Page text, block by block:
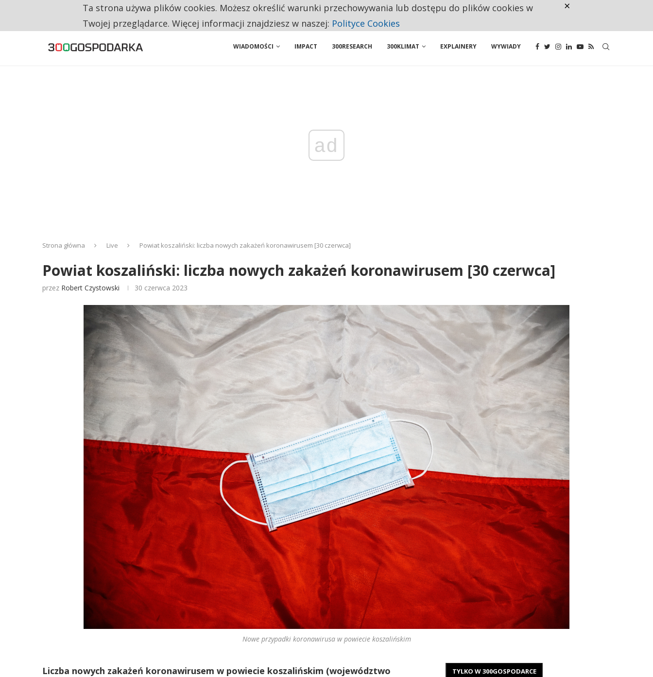
CO TRZECIĄ ZŁOTÓWKĘ Z EMERYTURY SENIORZY PRZEZNACZAJĄ NA PODSTAWOWE ZAKUPY
WIADOMOŚCI IMPACT 300RESEARCH 300KLIMAT EXPLAINERY WYWIADY
ad
Strona główna Live Powiat koszaliński: liczba nowych zakażeń koronawirusem [30 czerwca]
Powiat koszaliński: liczba nowych zakażeń koronawirusem [30 czerwca]
przez Robert Czystowski 30 czerwca 2023
Nowe przypadki koronawirusa w powiecie koszalińskim
Liczba nowych zakażeń koronawirusem w powiecie koszalińskim (województwo
TYLKO W 300GOSPODARCE
Ta strona używa plików cookies. Możesz określić warunki przechowywania lub dostępu do plików cookies w
Twojej przeglądarce. Więcej informacji znajdziesz w naszej: Polityce Cookies
×